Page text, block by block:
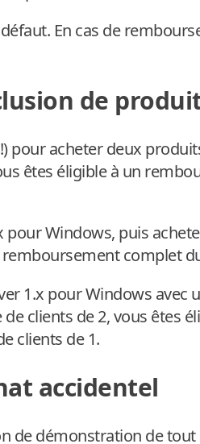
En cas de
de
pour acheter deux
êtes éligible à un
Windows, puis
complet
1.x pour Windows avec
clients de 2, vous êtes
clients de 1.
accidentel
de démonstration de